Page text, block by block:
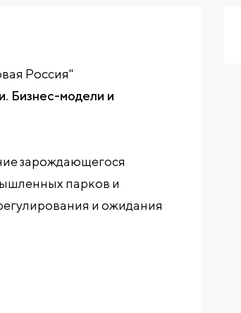
Россия"
Бизнес-модели и
зарождающегося
парков и
и ожидания